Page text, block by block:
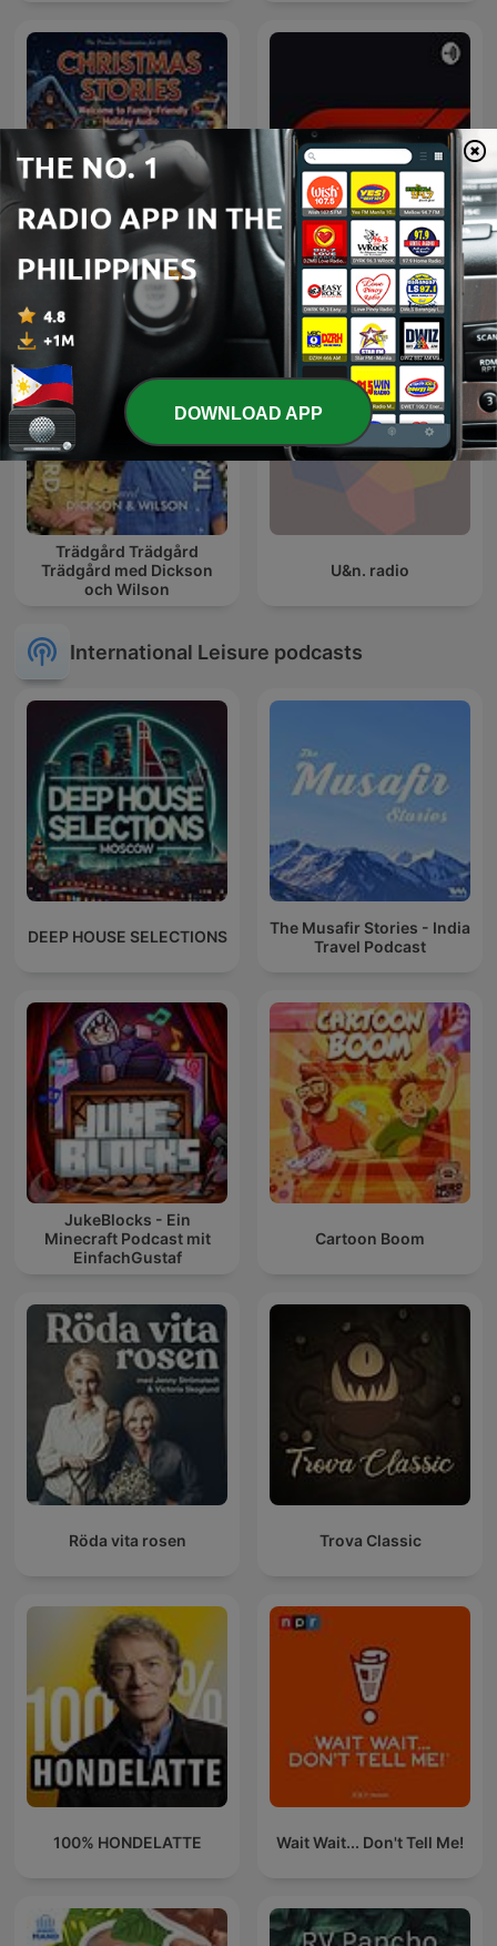
Christmas Stories:
Christmas Stories
Podcast
F1
Trädgård Trädgård
Trädgård med Dickson
och Wilson
U&n. radio
International Leisure podcasts
DEEP HOUSE SELECTIONS
The Musafir Stories - India
Travel Podcast
JukeBlocks - Ein
Minecraft Podcast mit
EinfachGustaf
Cartoon Boom
Röda vita rosen Trova Classic
100% HONDELATTE Wait Wait... Don't Tell Me!
DOWNLOAD APP